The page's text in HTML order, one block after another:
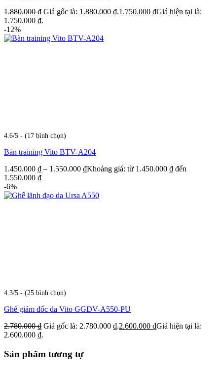
1.880.000₫ Giá gốc là: 1.880.000 ₫.1.750.000 ₫Giá hiện tại là:
1.750.000 ₫.
-12%
4.6/5 - (17 bình chọn)
Bàn training Vito BTV-A204
1.450.000 ₫ – 1.550.000 ₫Khoảng giá: từ 1.450.000 ₫ đến
1.550.000 ₫
-6%
4.3/5 - (25 bình chọn)
Ghế giám đốc da Vito GGDV-A550-PU
2.780.000₫ Giá gốc là: 2.780.000 ₫.2.600.000 ₫Giá hiện tại là:
2.600.000 ₫.
Sản phẩm tương tự